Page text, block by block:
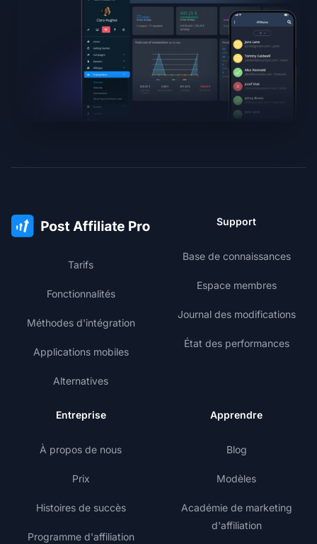
Tarifs
Fonctionnalités
Méthodes d'intégration
Applications mobiles
Alternatives
Support
Base de connaissances
Espace membres
Journal des modifications
État des performances
Entreprise
À propos de nous
Prix
Histoires de succès
Programme d'affiliation
Apprendre
Blog
Modèles
Académie de marketing
d'affiliation